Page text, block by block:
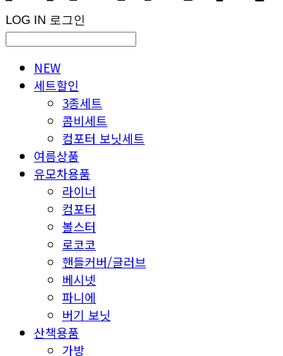
LOG IN 로그인
NEW
세트할인
3종세트
콤비세트
컴포터 보닛세트
여름상품
유모차용품
라이너
컴포터
볼스터
로코코
핸들커버/글러브
베시넷
파니에
버기 보닛
산책용품
가방